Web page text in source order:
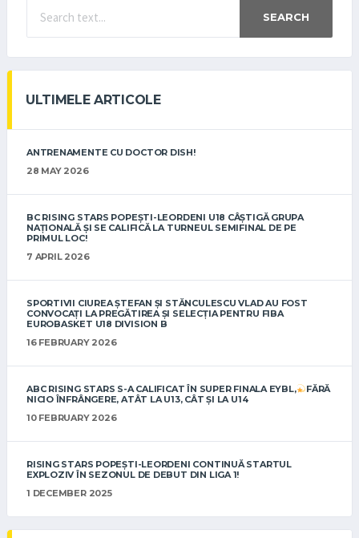
SEARCH
ULTIMELE ARTICOLE
ANTRENAMENTE CU DOCTOR DISH!
28 MAY 2026
BC RISING STARS POPEȘTI-LEORDENI U18 CÂȘTIGĂ GRUPA
NAȚIONALĂ ȘI SE CALIFICĂ LA TURNEUL SEMIFINAL DE PE
PRIMUL LOC!
7 APRIL 2026
SPORTIVII CIUREA ȘTEFAN ȘI STĂNCULESCU VLAD AU FOST
CONVOCAȚI LA PREGĂTIREA ȘI SELECȚIA PENTRU FIBA
EUROBASKET U18 DIVISION B
16 FEBRUARY 2026
ABC RISING STARS S-A CALIFICAT ÎN SUPER FINALA EYBL,
FĂRĂ
NICIO ÎNFRÂNGERE, ATÂT LA U13, CÂT ȘI LA U14
10 FEBRUARY 2026
RISING STARS POPEȘTI-LEORDENI CONTINUĂ STARTUL
EXPLOZIV ÎN SEZONUL DE DEBUT DIN LIGA 1!
1 DECEMBER 2025